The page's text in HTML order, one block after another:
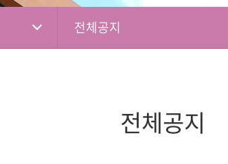
교육대학원
상담대학원
다문화교육복지대학원
전체공지
전체공지